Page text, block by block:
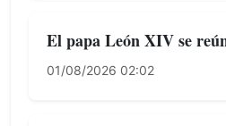
El papa León XIV se
01/08/2026 02:02